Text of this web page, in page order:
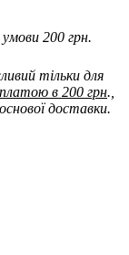
умови 200 грн.
тільки для
в 200 грн.,
доставки.